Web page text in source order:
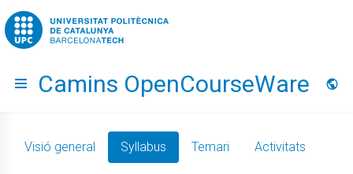
Go to upc.edu
Hide menu
Camins OpenCourseWare
Visió general Syllabus Temari Activitats